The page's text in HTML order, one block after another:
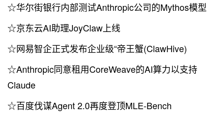
☆华尔街银行内部测试Anthropic公司的Mythos模型
☆京东云AI助理JoyClaw上线
☆网易智企正式发布企业级“帝王蟹(ClawHive)
☆Anthropic同意租用CoreWeave的AI算力以支持
Claude
☆百度伐谋Agent 2.0再度登顶MLE-Bench